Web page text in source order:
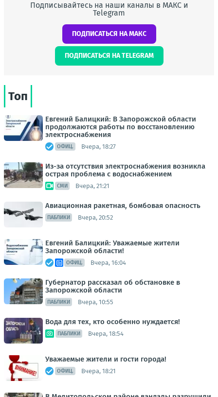
Подписывайтесь на наши каналы в МАКС и
Telegram
ПОДПИСАТЬСЯ НА МАКС
ПОДПИСАТЬСЯ НА TELEGRAM
Топ
Евгений Балицкий: В Запорожской области
продолжаются работы по восстановлению
электроснабжения
ОФИЦ. Вчера, 18:27
Из-за отсутствия электроснабжения возникла
острая проблема с водоснабжением
СМИ Вчера, 21:21
Авиационная ракетная, бомбовая опасность
ПАБЛИКИ Вчера, 20:52
Евгений Балицкий: Уважаемые жители
Запорожской области!
ОФИЦ. Вчера, 16:04
Губернатор рассказал об обстановке в
Запорожской области
ПАБЛИКИ Вчера, 10:55
Вода для тех, кто особенно нуждается!
ПАБЛИКИ Вчера, 18:54
Уважаемые жители и гости города!
ОФИЦ. Вчера, 18:21